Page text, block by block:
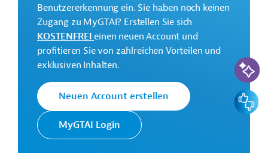
Investitionssumme:
291 Millionen US-Dollar
Kontaktadresse
Heineken Projektträger
Benutzererkennung ein. Sie haben noch keinen
Zugang zu MyGTAI? Erstellen Sie sich
KOSTENFREIeinen neuen Account und
profitieren Sie von zahlreichen Vorteilen und
exklusiven Inhalten.
Neuen Account erstellen
MyGTAI Login
KI-